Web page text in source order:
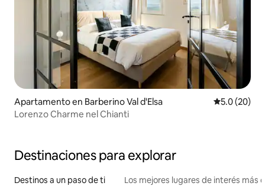
Apartamento en Barberino Val d'Elsa Calificación
5.0 (20)
Lorenzo Charme nel Chianti
Destinaciones para explorar
Destinos a un paso de ti Los mejores lugares de interés más